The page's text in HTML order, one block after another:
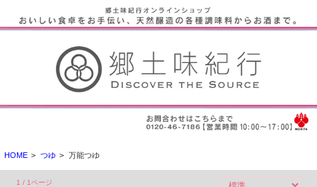
HOME > つゆ > 万能つゆ
1 / 1ページ